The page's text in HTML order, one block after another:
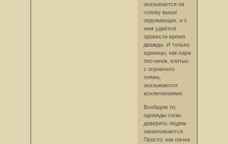
оказывается на
голову выше
окружающих, и с
ним удаётся
провести время
дважды. И только
единицы, как пара
песчинок, взятых
с огромного
пляжа,
оказываются
исключениями.
Вообщем то,
однажды силы
доверять людям
заканчиваются.
Просто, как пачка